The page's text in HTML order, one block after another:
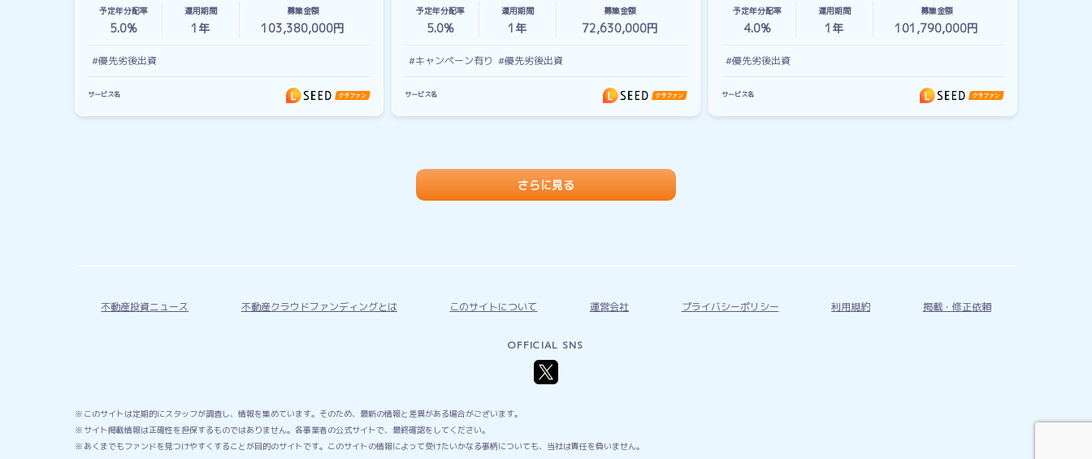
予定年分配率
5.0%
運用期間
1 年
募集金額
103,380,000円
#優先劣後出資
サービス名
予定年分配率
5.0%
運用期間
1 年
募集金額
72,630,000円
#キャンペーン有り #優先劣後出資
サービス名
予定年分配率
4.0%
運用期間
1 年
募集金額
101,790,000円
#優先劣後出資
サービス名
さらに見る
不動産投資ニュース 不動産クラウドファンディングとは このサイトについて 運営会社 プライバシーポリシー 利用規約 掲載・修正依頼
OFFICIAL SNS
このサイトは定期的にスタッフが調査し、情報を集めています。そのため、最新の情報と差異がある場合がございます。
サイト掲載情報は正確性を担保するものではありません。各事業者の公式サイトで、最終確認をしてください。
あくまでもファンドを見つけやすくすることが目的のサイトです。このサイトの情報によって受けたいかなる事柄についても、当社は責任を負いません。